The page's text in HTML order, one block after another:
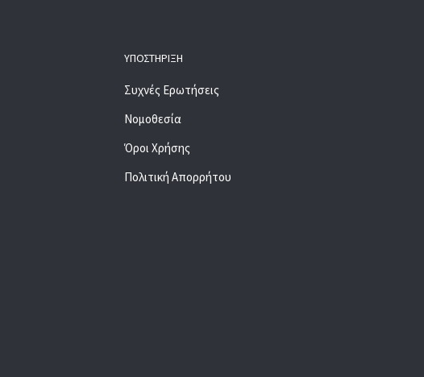
ΥΠΟΣΤΉΡΙΞΗ
Συχνές Ερωτήσεις
Νομοθεσία
Όροι Χρήσης
Πολιτική Απορρήτου